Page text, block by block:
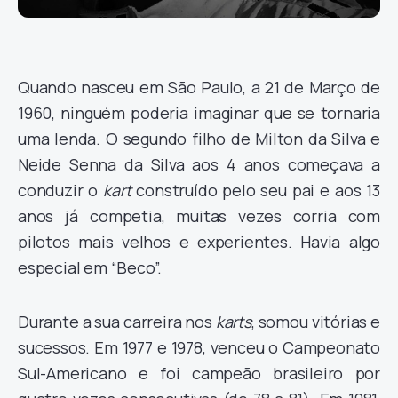
Quando nasceu em São Paulo, a 21 de Março de
1960, ninguém poderia imaginar que se tornaria
uma lenda. O segundo filho de Milton da Silva e
Neide Senna da Silva aos 4 anos começava a
conduzir o kartconstruído pelo seu pai e aos 13
anos já competia, muitas vezes corria com
pilotos mais velhos e experientes. Havia algo
especial em “Beco”.
Durante a sua carreira nos karts, somou vitórias e
sucessos. Em 1977 e 1978, venceu o Campeonato
Sul-Americano e foi campeão brasileiro por